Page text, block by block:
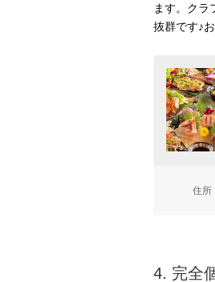
ます。クラ
抜群です♪
住所
4. 完全